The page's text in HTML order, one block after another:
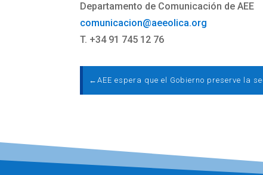
Departamento de Comunicación de AEE
comunicacion@aeeolica.org
T. +34 91 745 12 76
←